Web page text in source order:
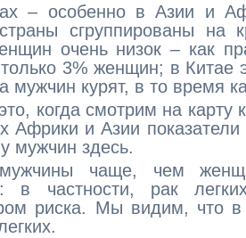
– особенно в Азии и
сгруппированы на
очень низок – как
3% женщин; в
мужчин курят, в то время
когда смотрим на
Африки и Азии
мужчин здесь.
чаще, чем
в частности, рак
риска. Мы видим, что